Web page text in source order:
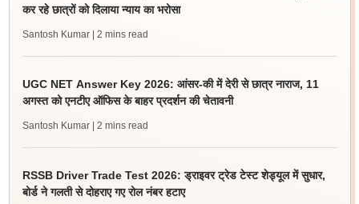
कर रहे छात्रों को दिलाया न्याय का भरोसा
Santosh Kumar | 2 mins read
UGC NET Answer Key 2026: आंसर-की में देरी से छात्र नाराज, 11
अगस्त को एनटीए ऑफिस के बाहर प्रदर्शन की चेतावनी
Santosh Kumar | 2 mins read
RSSB Driver Trade Test 2026: ड्राइवर ट्रेड टेस्ट शेड्यूल में सुधार,
बोर्ड ने गलती से दोहराए गए रोल नंबर हटाए